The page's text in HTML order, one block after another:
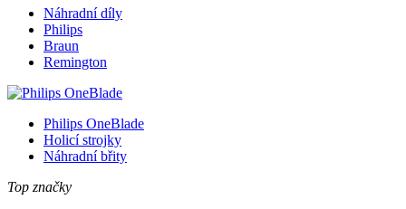
Náhradní díly
Philips
Braun
Remington
Philips OneBlade
Holicí strojky
Náhradní břity
Top značky